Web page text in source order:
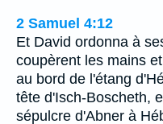
2 Samuel 4:12
Et David ordonna à
coupèrent les mains
au bord de l'étang
tête d'Isch-Boscheth,
sépulcre d'Abner à